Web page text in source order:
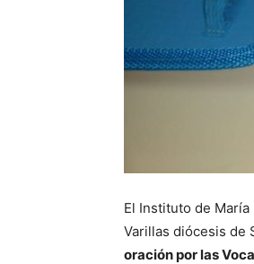
El Instituto de María
Varillas diócesis de
oración por las